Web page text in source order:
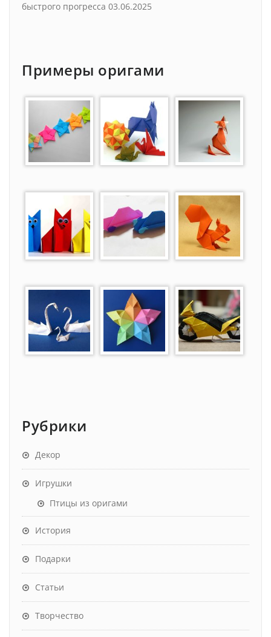
быстрого прогресса 03.06.2025
Примеры оригами
Рубрики
Декор
Игрушки
Птицы из оригами
История
Подарки
Статьи
Творчество